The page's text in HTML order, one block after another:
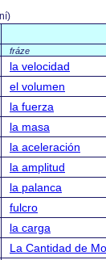
fráze
la velocidad
el volumen
la fuerza
la masa
la aceleración
la amplitud
la palanca
fulcro
la carga
La Cantidad de